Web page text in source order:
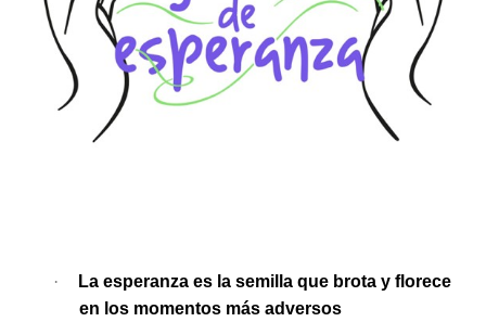
·
La esperanza es la semilla que brota y florece
en los momentos más adversos